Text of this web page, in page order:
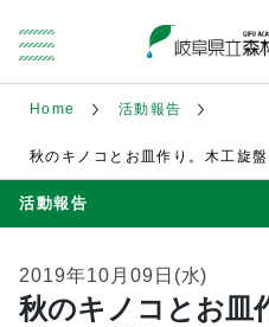
Home 活動報告
秋のキノコとお皿作り。木工旋
活動報告
2019年10月09日(水)
秋のキノコとお皿